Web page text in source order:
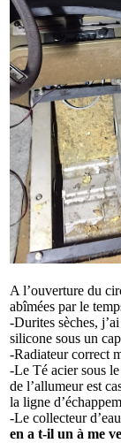
A l’ouverture du
abîmées par le
-Durites sèches,
silicone sous un
-Radiateur correct
-Le Té acier sous
de l’allumeur est
la ligne
-Le collecteur
en a t-il un à me